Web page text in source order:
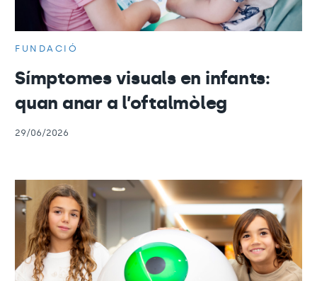
FUNDACIÓ
Símptomes visuals en infants:
quan anar a l’oftalmòleg
29/06/2026